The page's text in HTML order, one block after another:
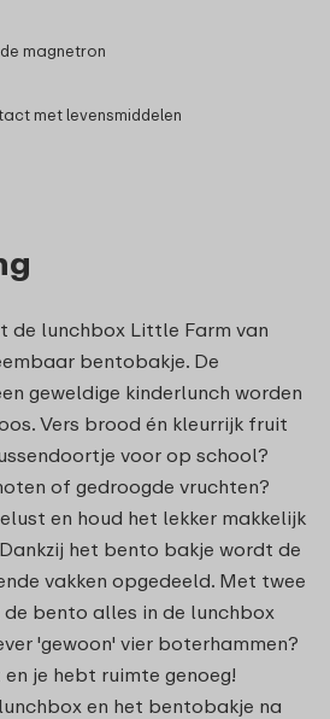
de lunchbox Little Farm van
bentobakje. De
geweldige kinderlunch worden
Vers brood én kleurrijk fruit
voor op school?
of gedroogde vruchten?
en houd het lekker makkelijk
het bento bakje wordt de
vakken opgedeeld. Met twee
bento alles in de lunchbox
'gewoon' vier boterhammen?
je hebt ruimte genoeg!
en het bentobakje na
magnetron
met levensmiddelen